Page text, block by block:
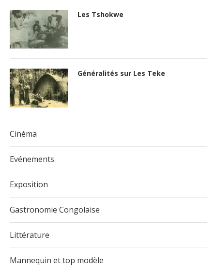
Les Tshokwe
Généralités sur Les Teke
Cinéma
Evénements
Exposition
Gastronomie Congolaise
Littérature
Mannequin et top modèle